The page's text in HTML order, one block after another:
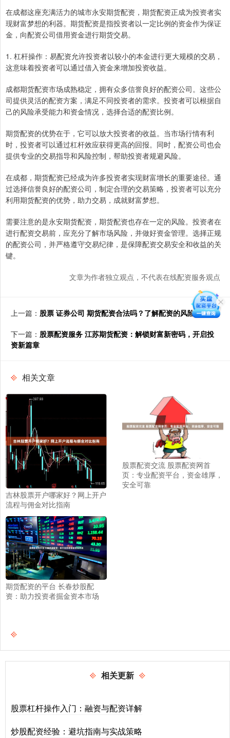
在成都这座充满活力的城市永安期货配资，期货配资正成为投资者实
现财富梦想的利器。期货配资是指投资者以一定比例的资金作为保证
金，向配资公司借用资金进行期货交易。
1. 杠杆操作：易配资允许投资者以较小的本金进行更大规模的交易，
这意味着投资者可以通过借入资金来增加投资收益。
成都期货配资市场成熟稳定，拥有众多信誉良好的配资公司。这些公
司提供灵活的配资方案，满足不同投资者的需求。投资者可以根据自
己的风险承受能力和资金情况，选择合适的配资比例。
期货配资的优势在于，它可以放大投资者的收益。当市场行情有利
时，投资者可以通过杠杆效应获得更高的回报。同时，配资公司也会
提供专业的交易指导和风险控制，帮助投资者规避风险。
在成都，期货配资已经成为许多投资者实现财富增长的重要途径。通
过选择信誉良好的配资公司，制定合理的交易策略，投资者可以充分
利用期货配资的优势，助力交易，成就财富梦想。
需要注意的是永安期货配资，期货配资也存在一定的风险。投资者在
进行配资交易前，应充分了解市场风险，并做好资金管理。选择正规
的配资公司，并严格遵守交易纪律，是保障配资交易安全和收益的关
键。
文章为作者独立观点，不代表在线配资服务观点
上一篇： 股票 证券公司 期货配资合法吗？了解配资的风险与收益
下一篇： 股票配资服务 江苏期货配资：解锁财富新密码，开启投
资新篇章
相关文章
吉林股票开户哪家好？网上开户
流程与佣金对比指南
股票配资交流 股票配资网首
页：专业配资平台，资金雄厚，
安全可靠
期货配资的平台 长春炒股配
资：助力投资者掘金资本市场
相关更新
股票杠杆操作入门：融资与配资详解
炒股配资经验：避坑指南与实战策略